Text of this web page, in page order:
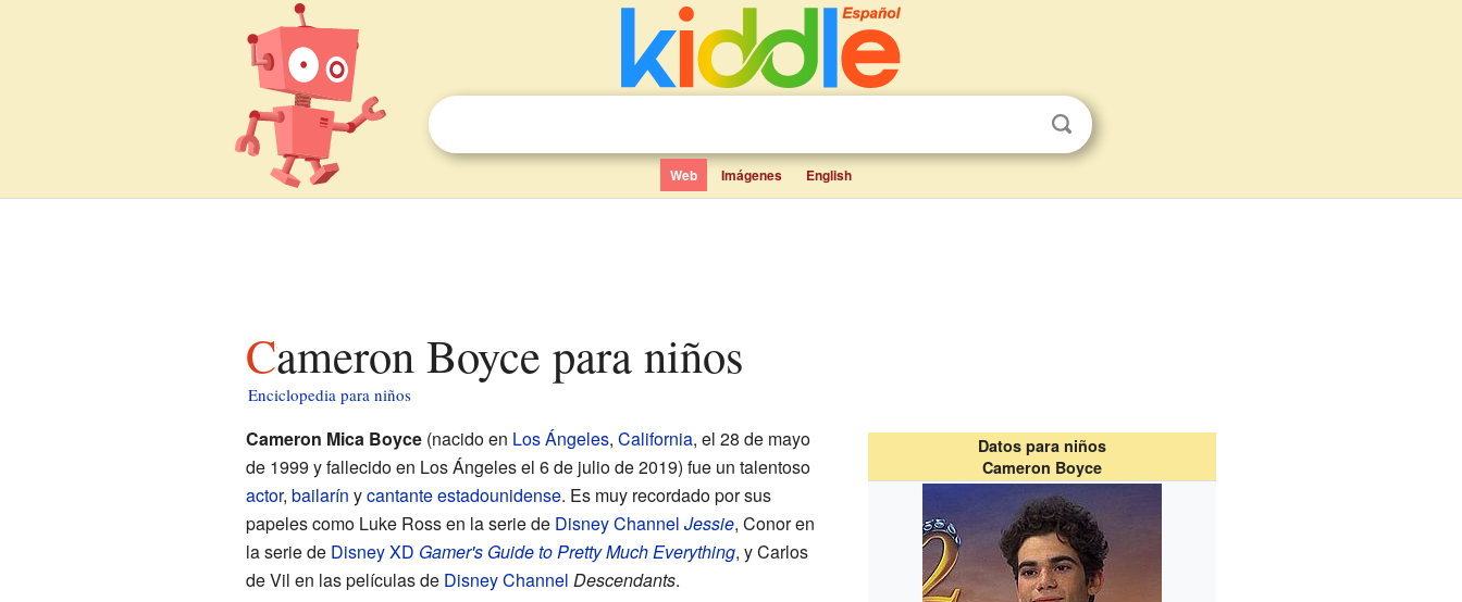
Web Imágenes English
Cameron Boyce para niños
Enciclopedia para niños
Datos para niños
Cameron Boyce
Cameron Mica Boyce(nacido en Los Ángeles, California, el 28 de mayo
de 1999 y fallecido en Los Ángeles el 6 de julio de 2019) fue un talentoso
actor, bailarín ycantanteestadounidense. Es muy recordado por sus
papeles como Luke Ross en la serie de Disney Channel Jessie, Conor en
la serie de Disney XD Gamer's Guide to Pretty Much Everything, y Carlos
de Vil en las películas de Disney Channel Descendants.